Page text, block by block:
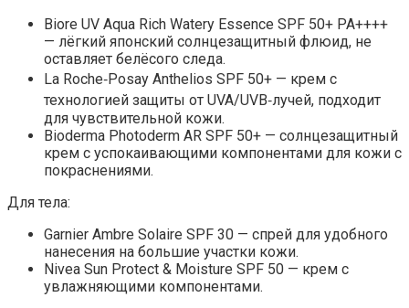
Biore UV Aqua Rich Watery Essence SPF 50+ PA++++
— лёгкий японский солнцезащитный флюид, не
оставляет белёсого следа.
La Roche‑Posay Anthelios SPF 50+ — крем с
технологией защиты от UVA/UVB‑лучей, подходит
для чувствительной кожи.
Bioderma Photoderm AR SPF 50+ — солнцезащитный
крем с успокаивающими компонентами для кожи с
покраснениями.
Для тела:
Garnier Ambre Solaire SPF 30 — спрей для удобного
нанесения на большие участки кожи.
Nivea Sun Protect & Moisture SPF 50 — крем с
увлажняющими компонентами.